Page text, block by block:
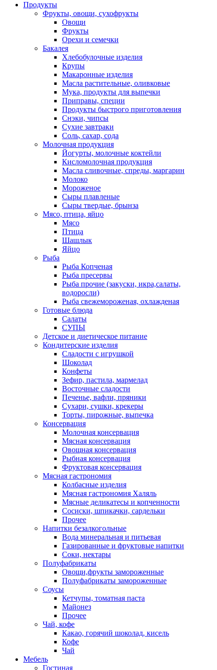
Продукты
Фрукты, овощи, сухофрукты
Овощи
Фрукты
Орехи и семечки
Бакалея
Хлебобулочные изделия
Крупы
Макаронные изделия
Масла растительные, оливковые
Мука, продукты для выпечки
Приправы, специи
Продукты быстрого приготовления
Снэки, чипсы
Сухие завтраки
Соль, сахар, сода
Молочная продукция
Йогурты, молочные коктейли
Кисломолочная продукция
Масла сливочные, спреды, маргарин
Молоко
Мороженое
Сыры плавленые
Сыры твердые, брынза
Мясо, птица, яйцо
Мясо
Птица
Шашлык
Яйцо
Рыба
Рыба Копченая
Рыба пресервы
Рыба прочие (закуски, икра,салаты,
водоросли)
Рыба свежемороженая, охлажденая
Готовые блюда
Салаты
СУПЫ
Детское и диетическое питание
Кондитерские изделия
Сладости с игрушкой
Шоколад
Конфеты
Зефир, пастила, мармелад
Восточные сладости
Печенье, вафли, пряники
Сухари, сушки, крекеры
Торты, пирожные, выпечка
Консервация
Молочная консервация
Мясная консервация
Овощная консервация
Рыбная консервация
Фруктовая консервация
Мясная гастрономия
Колбасные изделия
Мясная гастрономия Халяль
Мясные деликатесы и копченности
Сосиски, шпикачки, сардельки
Прочее
Напитки безалкогольные
Вода минеральная и питьевая
Газированные и фруктовые напитки
Соки, нектары
Полуфабрикаты
Овощи,фрукты замороженные
Полуфабрикаты замороженные
Соусы
Кетчупы, томатная паста
Майонез
Прочее
Чай, кофе
Какао, горячий шоколад, кисель
Кофе
Чай
Мебель
Гостиная